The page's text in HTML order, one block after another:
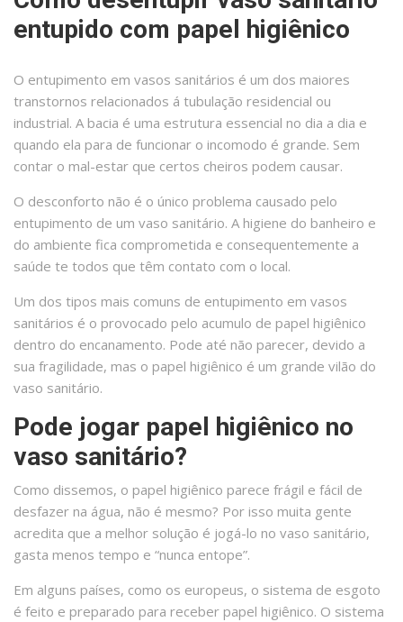
entupido com papel higiênico
O entupimento em vasos sanitários é um dos maiores
transtornos relacionados á tubulação residencial ou
industrial. A bacia é uma estrutura essencial no dia a dia e
quando ela para de funcionar o incomodo é grande. Sem
contar o mal-estar que certos cheiros podem causar.
O desconforto não é o único problema causado pelo
entupimento de um vaso sanitário. A higiene do banheiro e
do ambiente fica comprometida e consequentemente a
saúde te todos que têm contato com o local.
Um dos tipos mais comuns de entupimento em vasos
sanitários é o provocado pelo acumulo de papel higiênico
dentro do encanamento. Pode até não parecer, devido a
sua fragilidade, mas o papel higiênico é um grande vilão do
vaso sanitário.
Pode jogar papel higiênico no
vaso sanitário?
Como dissemos, o papel higiênico parece frágil e fácil de
desfazer na água, não é mesmo? Por isso muita gente
acredita que a melhor solução é jogá-lo no vaso sanitário,
gasta menos tempo e “nunca entope”.
Em alguns países, como os europeus, o sistema de esgoto
é feito e preparado para receber papel higiênico. O sistema